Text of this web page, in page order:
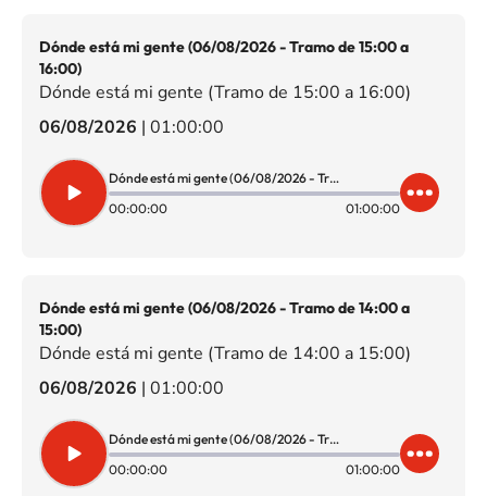
Dónde está mi gente (06/08/2026 - Tramo de 15:00 a
16:00)
Dónde está mi gente (Tramo de 15:00 a 16:00)
06/08/2026 | 01:00:00
Dónde está mi gente (06/08/2026 - Tramo de 15:00 a 16:00)
00:00:00
01:00:00
Dónde está mi gente (06/08/2026 - Tramo de 14:00 a
15:00)
Dónde está mi gente (Tramo de 14:00 a 15:00)
06/08/2026 | 01:00:00
Dónde está mi gente (06/08/2026 - Tramo de 14:00 a 15:00)
00:00:00
01:00:00